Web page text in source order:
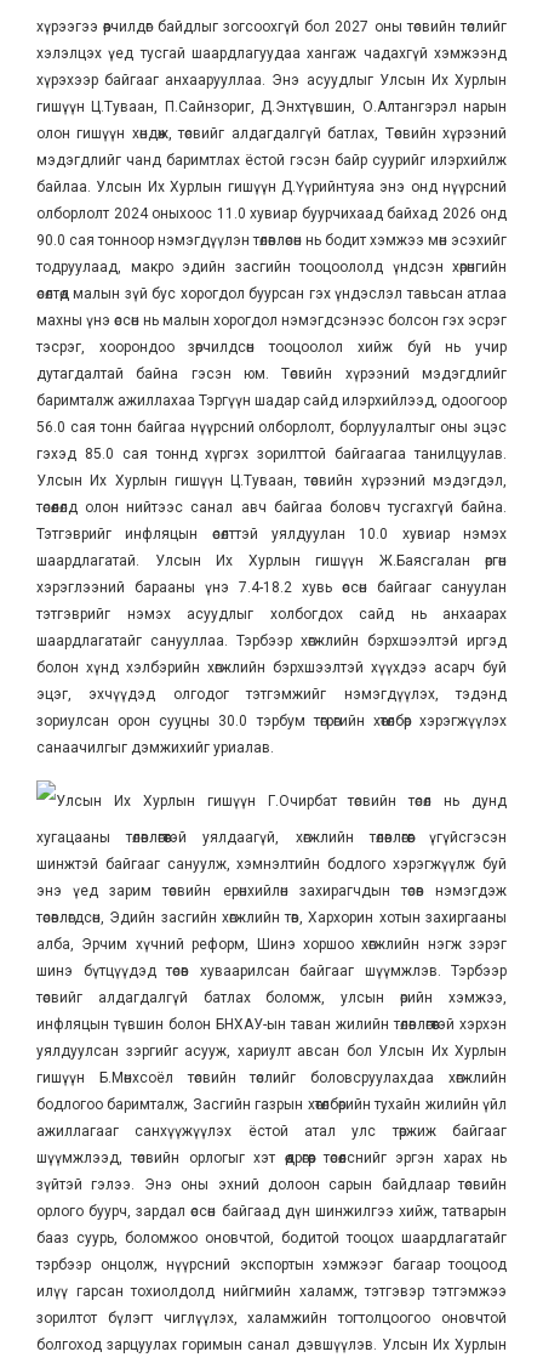
хүрээгээ өөрчилдөг байдлыг зогсоохгүй бол 2027 оны төсвийн төслийг
хэлэлцэх үед тусгай шаардлагуудаа хангаж чадахгүй хэмжээнд
хүрэхээр байгааг анхаарууллаа. Энэ асуудлыг Улсын Их Хурлын
гишүүн Ц.Туваан, П.Сайнзориг, Д.Энхтүвшин, О.Алтангэрэл нарын
олон гишүүн хөндөж, төсвийг алдагдалгүй батлах, Төсвийн хүрээний
мэдэгдлийг чанд баримтлах ёстой гэсэн байр суурийг илэрхийлж
байлаа. Улсын Их Хурлын гишүүн Д.Үүрийнтуяа энэ онд нүүрсний
олборлолт 2024 оныхоос 11.0 хувиар буурчихаад байхад 2026 онд
90.0 сая тонноор нэмэгдүүлэн төлөвлөсөн нь бодит хэмжээ мөн эсэхийг
тодруулаад, макро эдийн засгийн тооцоололд үндсэн хөрөнгийн
өсөлтөд малын зүй бус хорогдол буурсан гэх үндэслэл тавьсан атлаа
махны үнэ өссөн нь малын хорогдол нэмэгдсэнээс болсон гэх эсрэг
тэсрэг, хоорондоо зөрчилдсөн тооцоолол хийж буй нь учир
дутагдалтай байна гэсэн юм. Төсвийн хүрээний мэдэгдлийг
баримталж ажиллахаа Тэргүүн шадар сайд илэрхийлээд, одоогоор
56.0 сая тонн байгаа нүүрсний олборлолт, борлуулалтыг оны эцэс
гэхэд 85.0 сая тоннд хүргэх зорилттой байгаагаа танилцуулав.
Улсын Их Хурлын гишүүн Ц.Туваан, төсвийн хүрээний мэдэгдэл,
төсөөлөлд олон нийтээс санал авч байгаа боловч тусгахгүй байна.
Тэтгэврийг инфляцын өсөлттэй уялдуулан 10.0 хувиар нэмэх
шаардлагатай. Улсын Их Хурлын гишүүн Ж.Баясгалан өргөн
хэрэглээний барааны үнэ 7.4-18.2 хувь өссөн байгааг сануулан
тэтгэврийг нэмэх асуудлыг холбогдох сайд нь анхаарах
шаардлагатайг санууллаа. Тэрбээр хөгжлийн бэрхшээлтэй иргэд
болон хүнд хэлбэрийн хөгжлийн бэрхшээлтэй хүүхдээ асарч буй
эцэг, эхчүүдэд олгодог тэтгэмжийг нэмэгдүүлэх, тэдэнд
зориулсан орон сууцны 30.0 тэрбум төгрөгийн хөтөлбөр хэрэгжүүлэх
санаачилгыг дэмжихийг уриалав.
Улсын Их Хурлын гишүүн Г.Очирбат төсвийн төсөл нь дунд
хугацааны төлөвлөгөөтэй уялдаагүй, хөгжлийн төлөвлөгөөг үгүйсгэсэн
шинжтэй байгааг сануулж, хэмнэлтийн бодлого хэрэгжүүлж буй
энэ үед зарим төсвийн ерөнхийлөн захирагчдын төсөв нэмэгдэж
төсөвлөгдсөн, Эдийн засгийн хөгжлийн төв, Хархорин хотын захиргааны
алба, Эрчим хүчний реформ, Шинэ хоршоо хөгжлийн нэгж зэрэг
шинэ бүтцүүдэд төсөв хуваарилсан байгааг шүүмжлэв. Тэрбээр
төсвийг алдагдалгүй батлах боломж, улсын өрийн хэмжээ,
инфляцын түвшин болон БНХАУ-ын таван жилийн төлөвлөгөөтэй хэрхэн
уялдуулсан зэргийг асууж, хариулт авсан бол Улсын Их Хурлын
гишүүн Б.Мөнхсоёл төсвийн төслийг боловсруулахдаа хөгжлийн
бодлогоо баримталж, Засгийн газрын хөтөлбөрийн тухайн жилийн үйл
ажиллагааг санхүүжүүлэх ёстой атал улс төржиж байгааг
шүүмжлээд, төсвийн орлогыг хэт өөдрөгөөр төсөөлснийг эргэн харах нь
зүйтэй гэлээ. Энэ оны эхний долоон сарын байдлаар төсвийн
орлого буурч, зардал өссөн байгаад дүн шинжилгээ хийж, татварын
бааз суурь, боломжоо оновчтой, бодитой тооцох шаардлагатайг
тэрбээр онцолж, нүүрсний экспортын хэмжээг багаар тооцоод
илүү гарсан тохиолдолд нийгмийн халамж, тэтгэвэр тэтгэмжээ
зорилтот бүлэгт чиглүүлэх, халамжийн тогтолцоогоо оновчтой
болгоход зарцуулах горимын санал дэвшүүлэв. Улсын Их Хурлын